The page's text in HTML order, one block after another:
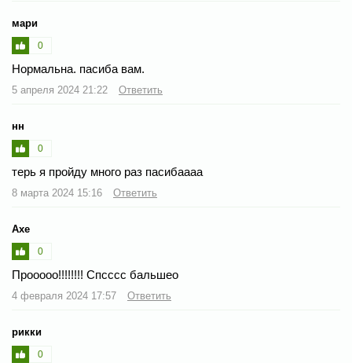
мари
0
Нормальна. пасиба вам.
5 апреля 2024 21:22 Ответить
нн
0
терь я пройду много раз пасибаааа
8 марта 2024 15:16 Ответить
Axe
0
Прооооо!!!!!!!! Спсссс бальшео
4 февраля 2024 17:57 Ответить
рикки
0